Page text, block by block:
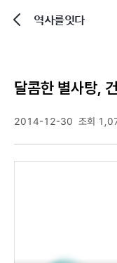
역사를잇다
달콤한 별사탕,
2014-12-30 조회